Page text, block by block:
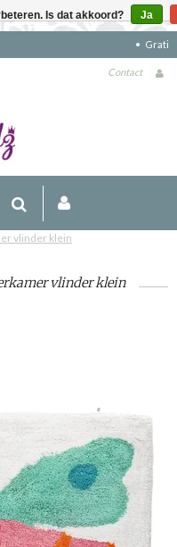
€90 (NL)
Contact
vlinder klein
vlinder klein
Is dat akkoord? Ja